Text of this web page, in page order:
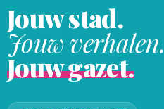
Jouw stad.
Jouw verhalen.
Jouw gazet.